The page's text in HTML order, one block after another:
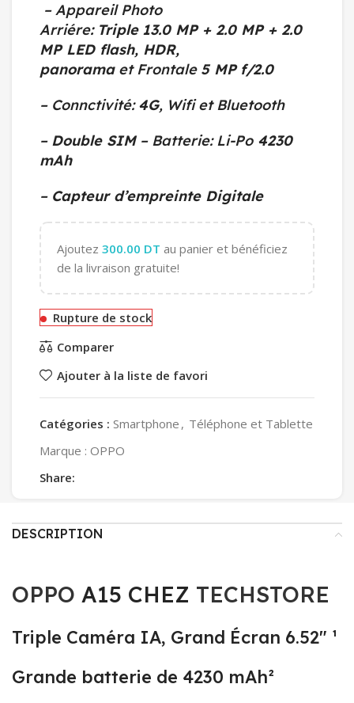
– Appareil Photo
Arriére: Triple 13.0 MP + 2.0 MP + 2.0
MP LED flash, HDR,
panoramaet Frontale 5 MP f/2.0
– Connctivité:4G, Wifi et Bluetooth
– Double SIM– Batterie: Li-Po4230
mAh
– Capteur d’empreinte Digitale
Ajoutez 300.00 DT au panier et bénéficiez
de la livraison gratuite!
Rupture de stock
Comparer
Ajouter à la liste de favori
Catégories : Smartphone , Téléphone et Tablette
Marque : OPPO
Share:
DESCRIPTION
OPPO A15 CHEZ TECHSTORE
Triple Caméra IA, Grand Écran 6.52″ ¹
Grande batterie de 4230 mAh²